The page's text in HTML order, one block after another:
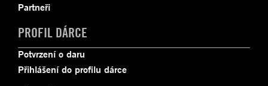
Partneři
PROFIL DÁRCE
Potvrzení o daru
Přihlášení do profilu dárce